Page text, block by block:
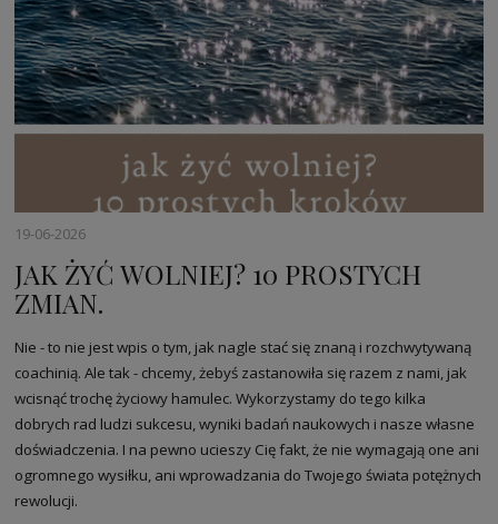
19-06-2026
JAK ŻYĆ WOLNIEJ? 10 PROSTYCH
ZMIAN.
Nie - to nie jest wpis o tym, jak nagle stać się znaną i rozchwytywaną
coachinią. Ale tak - chcemy, żebyś zastanowiła się razem z nami, jak
wcisnąć trochę życiowy hamulec. Wykorzystamy do tego kilka
dobrych rad ludzi sukcesu, wyniki badań naukowych i nasze własne
doświadczenia. I na pewno ucieszy Cię fakt, że nie wymagają one ani
ogromnego wysiłku, ani wprowadzania do Twojego świata potężnych
rewolucji.